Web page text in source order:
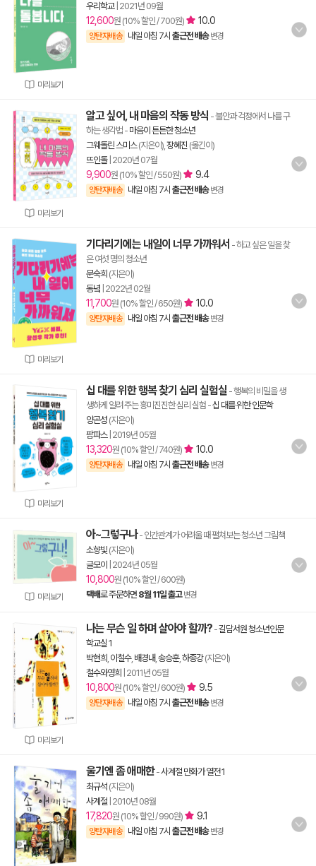
미리보기
우리학교| 2021년 09월
12,600원 (10% 할인 / 700원) 10.0
양탄자배송 내일 아침 7시 출근전 배송 변경
미리보기
알고 싶어, 내 마음의 작동 방식 - 불안과 걱정에서 나를 구
하는 생각법 - 마음이 튼튼한 청소년
그웨돌린 스미스(지은이), 장혜진 (옮긴이)
뜨인돌| 2020년 07월
9,900원 (10% 할인 / 550원) 9.4
양탄자배송 내일 아침 7시 출근전 배송 변경
미리보기
기다리기에는 내일이 너무 가까워서 - 하고 싶은 일을 찾
은 여섯 명의 청소년
문숙희 (지은이)
동녘 2022년 02월
11,700원 (10% 할인 / 650원) 10.0
양탄자배송 내일 아침 7시 출근전 배송 변경
미리보기
십 대를 위한 행복 찾기 심리 실험실 - 행복의 비밀을 생
생하게 알려 주는 흥미진진한 심리 실험 -십 대를 위한 인문학
양곤성 (지은이)
팜파스| 2019년 05월
13,320원 (10% 할인 / 740원) 10.0
양탄자배송 내일 아침 7시 출근전 배송 변경
미리보기
아~그렇구나- 인간관계가 어려울 때 펼쳐보는 청소년 그림책
소향빛 (지은이)
글모이
2024년 05월
10,800원 (10% 할인 / 600원)
택배로 주문하면 8월 11일 출고 변경
미리보기
나는 무슨 일 하며 살아야 할까? -길담서원 청소년인문
학교실 1
박현희 이철수, 배경내 송승훈, 하종강(지은이)
철수와영희
2011년 05월
10,800원 (10% 할인 / 600원) 9.5
양탄자배송 내일 아침 7시 출근전 배송 변경
울기엔 좀 애매한-사계절 만화가 열전 1
최규석 (지은이)
사계절 2010년 08월
17,820원 (10% 할인 / 990원) 9.1
양탄자배송 내일 아침 7시 출근전 배송 변경